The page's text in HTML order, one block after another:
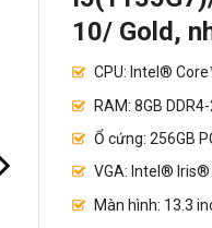
10/ Gold,
CPU: Intel®
RAM: 8GB
Ổ cứng: 256GB
VGA: Intel® Iris®
Màn hình: 13.3